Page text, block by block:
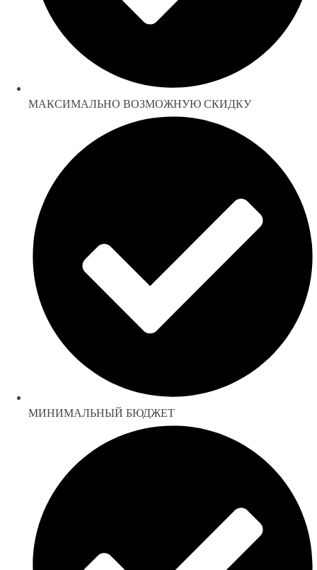
МАКСИМАЛЬНО ВОЗМОЖНУЮ СКИДКУ
МИНИМАЛЬНЫЙ БЮДЖЕТ